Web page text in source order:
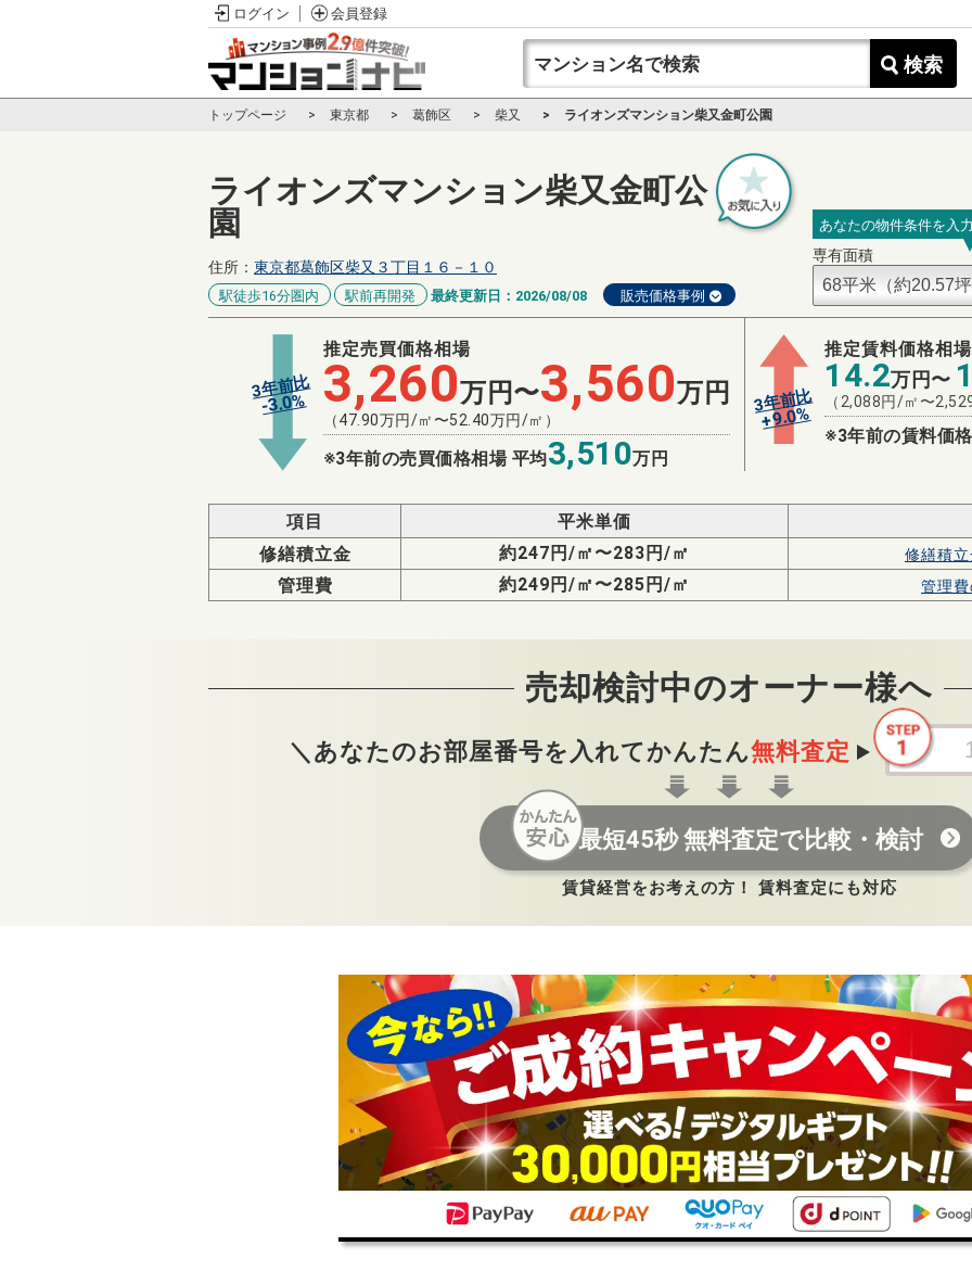
ログイン 会員登録
検索
トップページ 東京都 葛飾区 柴又 ライオンズマンション柴又金町公園
ライオンズマンション柴又金町公
園
住所： 東京都葛飾区柴又３丁目１６－１０
駅徒歩16分圏内 駅前再開発 最終更新日： 2026/08/08 販売価格事例
あなたの物件条件を入
専有面積
3年前比
-3.0%
推定売買価格相場
3,260万円〜3,560万円
（47.90万円/㎡〜52.40万円/㎡）
※3年前の売買価格相場 平均3,510万円
3年前比
+9.0%
推定賃料価格相場
14.2万円〜
（ 2,088円/㎡〜
※3年前の賃料価
項目
平米単価
修繕積立金
約247円/㎡〜283円/㎡ 修繕積
管理費 約249円/㎡〜285円/㎡ 管理
売却検討中のオーナー様へ
＼あなたのお部屋番号を入れてかんたん無料査定
最短45秒 無料査定で比較・検討
賃貸経営をお考えの方！ 賃料査定にも対応